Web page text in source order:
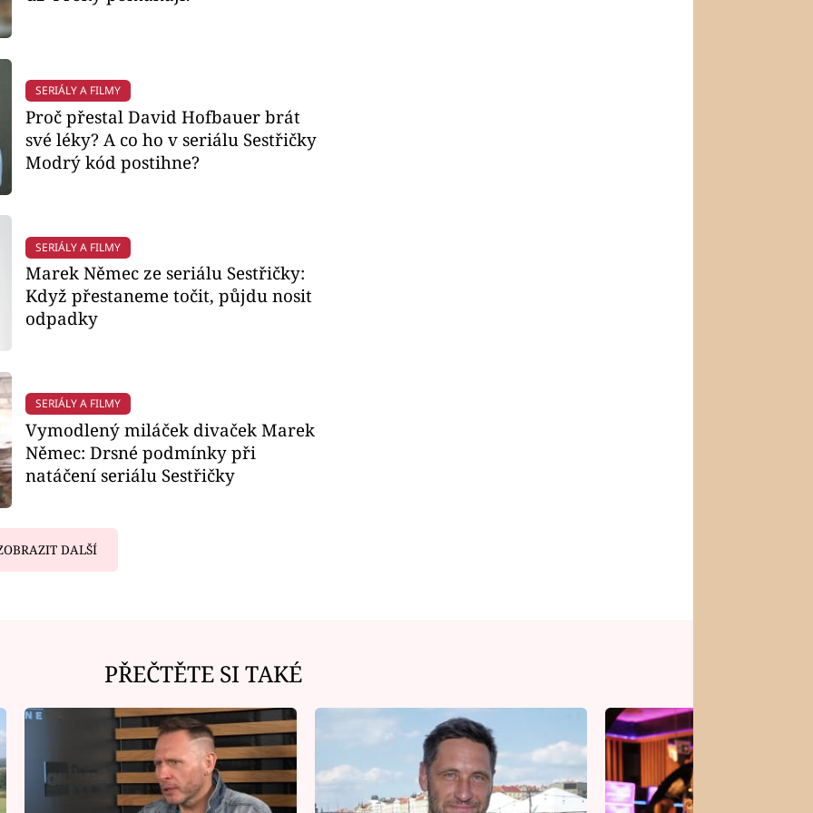
SERIÁLY A FILMY
Proč přestal David Hofbauer brát
své léky? A co ho v seriálu Sestřičky
Modrý kód postihne?
SERIÁLY A FILMY
Marek Němec ze seriálu Sestřičky:
Když přestaneme točit, půjdu nosit
odpadky
SERIÁLY A FILMY
Vymodlený miláček divaček Marek
Němec: Drsné podmínky při
natáčení seriálu Sestřičky
DALŠÍ
PŘEČTĚTE SI TAKÉ